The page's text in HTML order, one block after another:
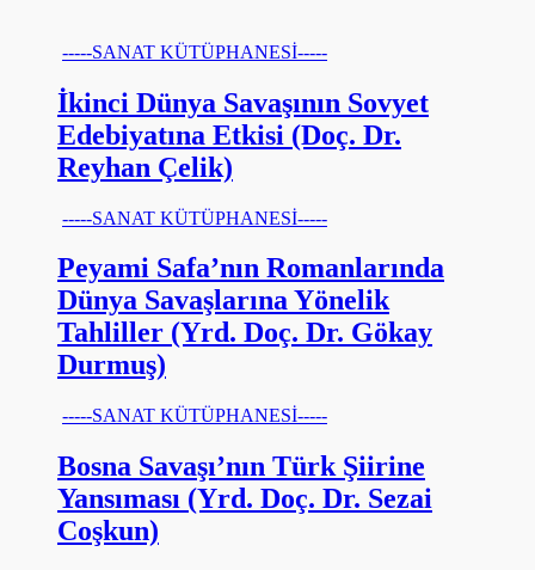
-----SANAT KÜTÜPHANESİ-----
İkinci Dünya Savaşının Sovyet
Edebiyatına Etkisi (Doç. Dr.
Reyhan Çelik)
-----SANAT KÜTÜPHANESİ-----
Peyami Safa’nın Romanlarında
Dünya Savaşlarına Yönelik
Tahliller (Yrd. Doç. Dr. Gökay
Durmuş)
-----SANAT KÜTÜPHANESİ-----
Bosna Savaşı’nın Türk Şiirine
Yansıması (Yrd. Doç. Dr. Sezai
Coşkun)